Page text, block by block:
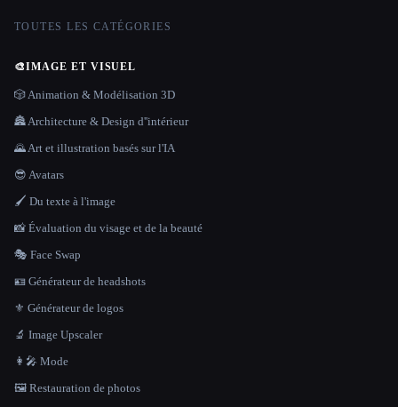
TOUTES LES CATÉGORIES
🎨IMAGE ET VISUEL
🎲 Animation & Modélisation 3D
🏯 Architecture & Design d''intérieur
🌄 Art et illustration basés sur l'IA
😎 Avatars
🖌️ Du texte à l'image
📸 Évaluation du visage et de la beauté
🎭 Face Swap
🪪 Générateur de headshots
⚜️ Générateur de logos
🔬 Image Upscaler
👩‍🎤 Mode
🖼️ Restauration de photos